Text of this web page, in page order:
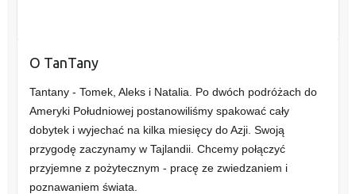
O TanTany
Tantany - Tomek, Aleks i Natalia. Po dwóch podróżach do
Ameryki Południowej postanowiliśmy spakować cały
dobytek i wyjechać na kilka miesięcy do Azji. Swoją
przygodę zaczynamy w Tajlandii. Chcemy połączyć
przyjemne z pożytecznym - pracę ze zwiedzaniem i
poznawaniem świata.